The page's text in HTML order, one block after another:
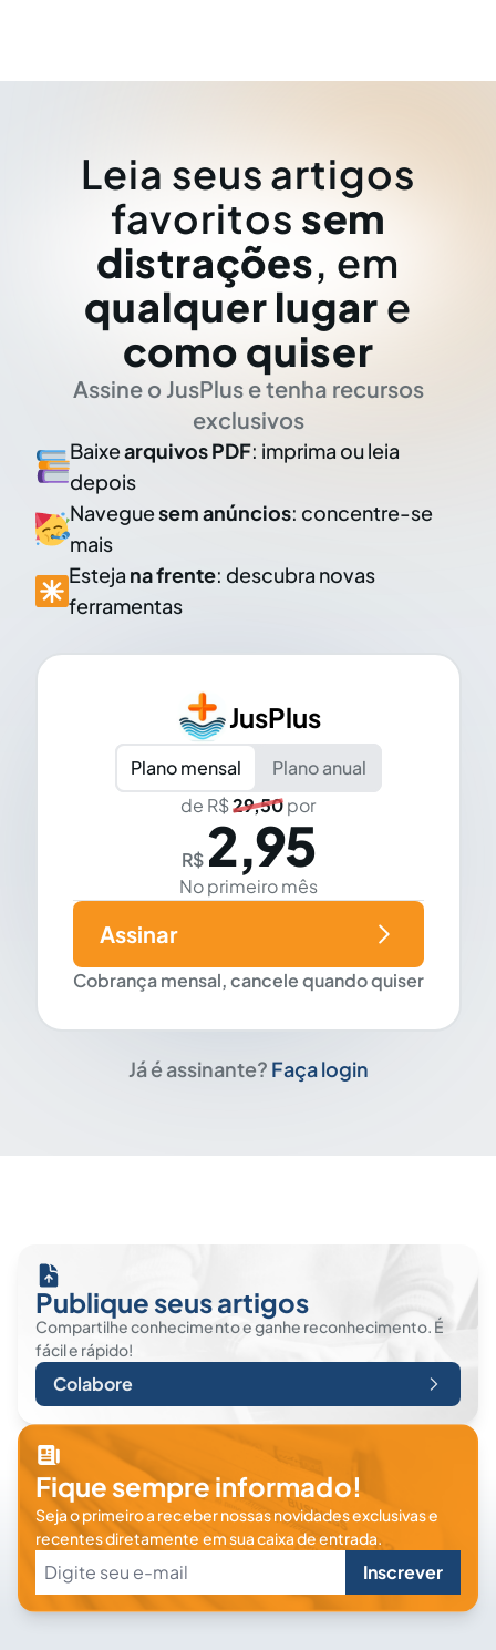
Leia seus artigos
favoritos sem
distrações, em
qualquer lugar e
como quiser
Assine o JusPlus e tenha recursos
exclusivos
Baixearquivos PDF: imprima ou leia
depois
Naveguesem anúncios: concentre-se
mais
Esteja na frente: descubra novas
ferramentas
JusPlus
Plano mensal
Plano anual
de R$29,50por
R$ 2,95
No primeiro mês
Cobrança mensal, cancele quando quiser
Assinar
Já é assinante? Faça login
Publique seus artigos
Compartilhe conhecimento e ganhe reconhecimento. É
fácil e rápido!
Colabore
Fique sempre informado!
Seja o primeiro a receber nossas novidades exclusivas e
recentes diretamente em sua caixa de entrada.
Inscrever